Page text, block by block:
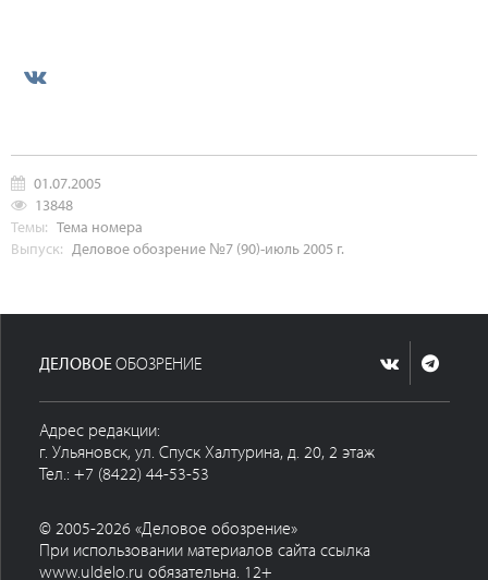
01.07.2005
13848
Темы: Тема номера
Выпуск: Деловое обозрение №7 (90)-июль 2005 г.
ДЕЛОВОЕ ОБОЗРЕНИЕ
Адрес редакции:
г. Ульяновск, ул. Спуск Халтурина, д. 20, 2 этаж
Тел.: +7 (8422) 44-53-53
© 2005-2026 «Деловое обозрение»
При использовании материалов сайта ссылка
www.uldelo.ru обязательна. 12+